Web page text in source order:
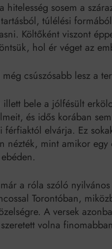
hitelesség sosem a
túlélési
Költőként viszont
hol ér véget az
csúszósabb lesz a
illett bele a jólfésült
és idős korában
férfiaktól elvárja. Ez
nézték, mint amikor
a róla szóló
Torontóban,
A versek
volna